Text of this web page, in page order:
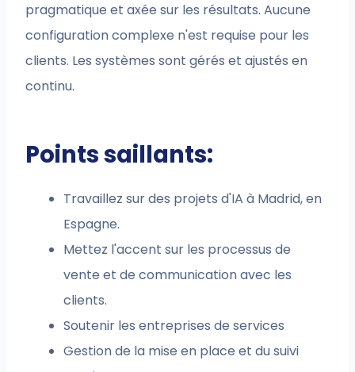
pragmatique et axée sur les résultats. Aucune
configuration complexe n'est requise pour les
clients. Les systèmes sont gérés et ajustés en
continu.
Points saillants:
Travaillez sur des projets d'IA à Madrid, en
Espagne.
Mettez l'accent sur les processus de
vente et de communication avec les
clients.
Soutenir les entreprises de services
Gestion de la mise en place et du suivi